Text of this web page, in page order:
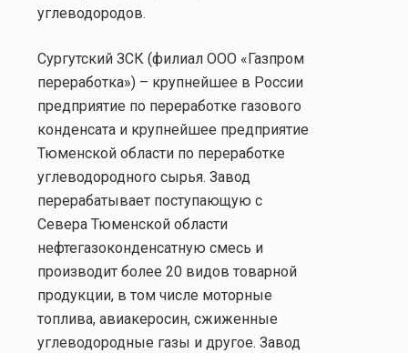
углеводородов.
Сургутский ЗСК (филиал ООО «Газпром
переработка») – крупнейшее в России
предприятие по переработке газового
конденсата и крупнейшее предприятие
Тюменской области по переработке
углеводородного сырья. Завод
перерабатывает поступающую с
Севера Тюменской области
нефтегазоконденсатную смесь и
производит более 20 видов товарной
продукции, в том числе моторные
топлива, авиакеросин, сжиженные
углеводородные газы и другое. Завод